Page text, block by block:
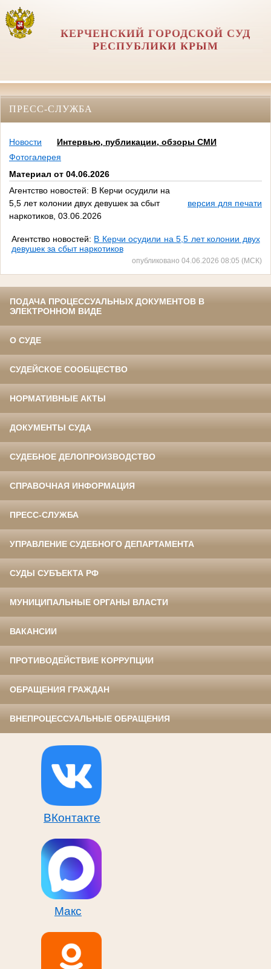
КЕРЧЕНСКИЙ ГОРОДСКОЙ СУД
РЕСПУБЛИКИ КРЫМ
ПРЕСС-СЛУЖБА
Новости
Интервью, публикации, обзоры СМИ
Фотогалерея
Материал от 04.06.2026
Агентство новостей: В Керчи осудили на
5,5 лет колонии двух девушек за сбыт
наркотиков, 03.06.2026
версия для печати
Агентство новостей: В Керчи осудили на 5,5 лет колонии двух
девушек за сбыт наркотиков
опубликовано 04.06.2026 08:05 (МСК)
ПОДАЧА ПРОЦЕССУАЛЬНЫХ ДОКУМЕНТОВ В
ЭЛЕКТРОННОМ ВИДЕ
О СУДЕ
СУДЕЙСКОЕ СООБЩЕСТВО
НОРМАТИВНЫЕ АКТЫ
ДОКУМЕНТЫ СУДА
СУДЕБНОЕ ДЕЛОПРОИЗВОДСТВО
СПРАВОЧНАЯ ИНФОРМАЦИЯ
ПРЕСС-СЛУЖБА
УПРАВЛЕНИЕ СУДЕБНОГО ДЕПАРТАМЕНТА
СУДЫ СУБЪЕКТА РФ
МУНИЦИПАЛЬНЫЕ ОРГАНЫ ВЛАСТИ
ВАКАНСИИ
ПРОТИВОДЕЙСТВИЕ КОРРУПЦИИ
ОБРАЩЕНИЯ ГРАЖДАН
ВНЕПРОЦЕССУАЛЬНЫЕ ОБРАЩЕНИЯ
ВКонтакте
Макс